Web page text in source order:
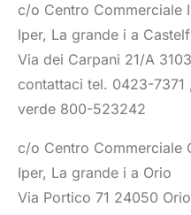
c/o Centro Commerciale
Iper, La grande i a
Via dei Carpani 21/A
contattaci tel. 0423-
verde 800-523242
c/o Centro Commerciale
Iper, La grande i a Orio
Via Portico 71 24050